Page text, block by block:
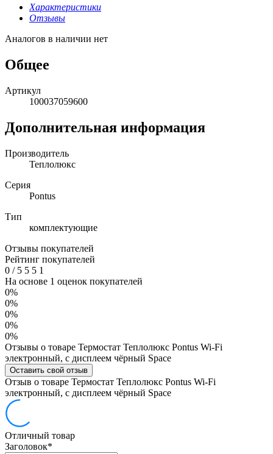
Характеристики
Отзывы
Аналогов в наличии нет
Общее
Артикул
100037059600
Дополнительная информация
Производитель
Теплолюкс
Серия
Pontus
Тип
комплектующие
Отзывы покупателей
Рейтинг покупателей
0 /5 5 5 1
На основе 1 оценок покупателей
0%
0%
0%
0%
0%
Отзывы о товаре Термостат Теплолюкс Pontus Wi-Fi
электронный, с дисплеем чёрный Space
Оставить свой отзыв
Отзыв о товаре Термостат Теплолюкс Pontus Wi-Fi
электронный, с дисплеем чёрный Space
Отличный товар
Заголовок*